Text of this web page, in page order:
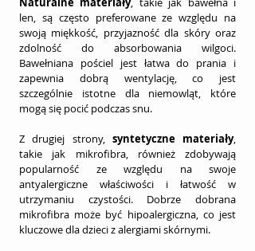
len, są często preferowane ze względu na
swoją miękkość, przyjazność dla skóry oraz
zdolność do absorbowania wilgoci.
Bawełniana pościel jest łatwa do prania i
zapewnia dobrą wentylację, co jest
szczególnie istotne dla niemowląt, które
mogą się pocić podczas snu.
Z drugiej strony, syntetyczne materiały,
takie jak mikrofibra, również zdobywają
popularność ze względu na swoje
antyalergiczne właściwości i łatwość w
utrzymaniu czystości. Dobrze dobrana
mikrofibra może być hipoalergiczna, co jest
kluczowe dla dzieci z alergiami skórnymi.